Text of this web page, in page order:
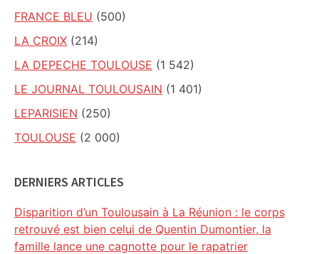
FRANCE BLEU (500)
LA CROIX (214)
LA DEPECHE TOULOUSE (1 542)
LE JOURNAL TOULOUSAIN (1 401)
LEPARISIEN (250)
TOULOUSE (2 000)
DERNIERS ARTICLES
Disparition d’un Toulousain à La Réunion : le corps
retrouvé est bien celui de Quentin Dumontier, la
famille lance une cagnotte pour le rapatrier